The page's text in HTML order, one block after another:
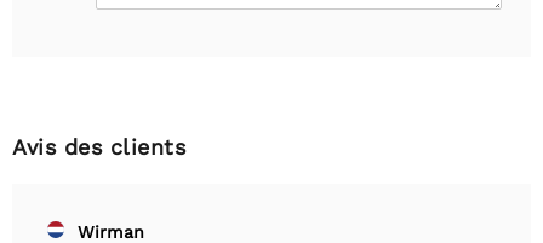
Avis des clients
Wirman